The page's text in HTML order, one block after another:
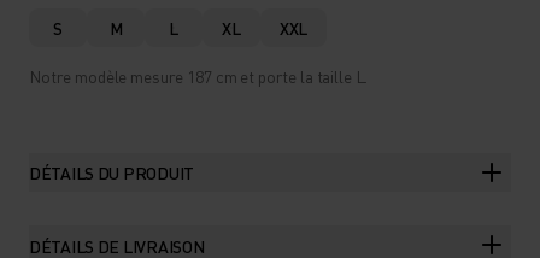
S M L XL XXL
Notre modèle mesure 187 cm et porte la taille L.
DÉTAILS DU PRODUIT
DÉTAILS DE LIVRAISON